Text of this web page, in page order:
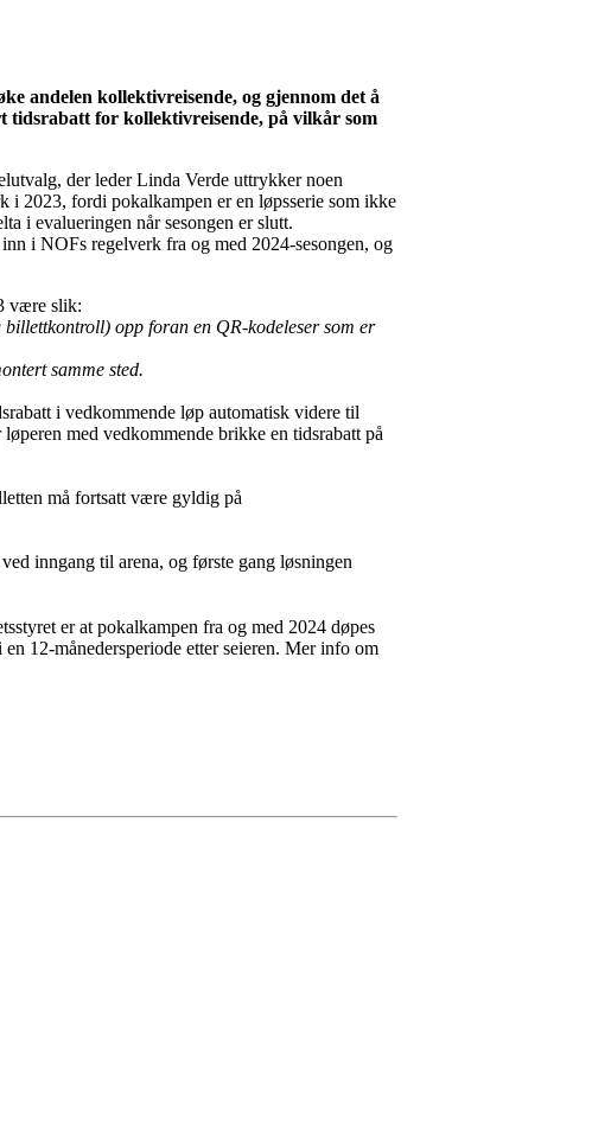
andelen kollektivreisende, og gjennom det å
tidsrabatt for kollektivreisende, på vilkår som
der leder Linda Verde uttrykker noen
i 2023, fordi pokalkampen er en løpsserie som ikke
i evalueringen når sesongen er slutt.
i NOFs regelverk fra og med 2024-sesongen, og
være slik:
opp foran en QR-kodeleser som er
samme sted.
i vedkommende løp automatisk videre til
med vedkommende brikke en tidsrabatt på
må fortsatt være gyldig på
inngang til arena, og første gang løsningen
er at pokalkampen fra og med 2024 døpes
12-månedersperiode etter seieren. Mer info om